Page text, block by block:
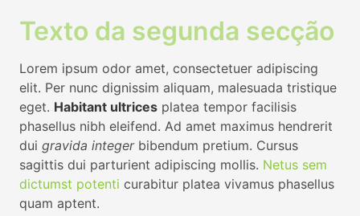
Texto da segunda secção
Lorem ipsum odor amet, consectetuer adipiscing
elit. Per nunc dignissim aliquam, malesuada tristique
eget. Habitant ultrices platea tempor facilisis
phasellus nibh eleifend. Ad amet maximus hendrerit
dui gravida integerbibendum pretium. Cursus
sagittis dui parturient adipiscing mollis. Netus sem
dictumst potenti curabitur platea vivamus phasellus
quam aptent.